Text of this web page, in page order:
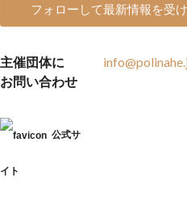
フォローして最新情報を受
主催団体に
お問い合わせ
公式サ
イト